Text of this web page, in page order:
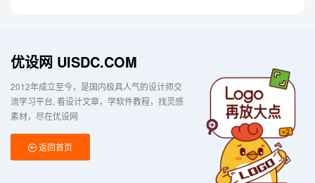
优设网 UISDC.COM
2012年成立至今，是国内极具人气的设计师交
流学习平台 看设计文章，学软件教程，找灵感
素材，尽在优设网
返回首页